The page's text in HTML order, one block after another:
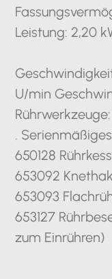
Leistung: 2,20
U/min
.
650128
653092
653093
653127
zum Einrühren)